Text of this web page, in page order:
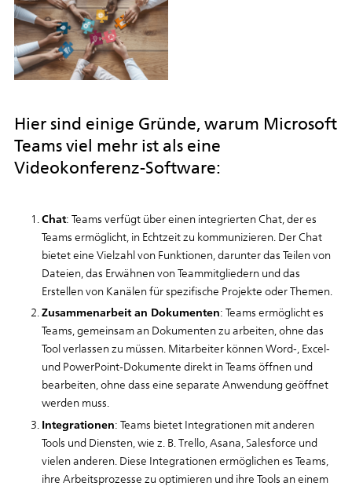
Hier sind einige Gründe, warum Microsoft
Teams viel mehr ist als eine
Videokonferenz-Software:
Chat: Teams verfügt über einen integrierten Chat, der es
Teams ermöglicht, in Echtzeit zu kommunizieren. Der Chat
bietet eine Vielzahl von Funktionen, darunter das Teilen von
Dateien, das Erwähnen von Teammitgliedern und das
Erstellen von Kanälen für spezifische Projekte oder Themen.
Zusammenarbeit an Dokumenten: Teams ermöglicht es
Teams, gemeinsam an Dokumenten zu arbeiten, ohne das
Tool verlassen zu müssen. Mitarbeiter können Word-, Excel-
und PowerPoint-Dokumente direkt in Teams öffnen und
bearbeiten, ohne dass eine separate Anwendung geöffnet
werden muss.
Integrationen: Teams bietet Integrationen mit anderen
Tools und Diensten, wie z. B. Trello, Asana, Salesforce und
vielen anderen. Diese Integrationen ermöglichen es Teams,
ihre Arbeitsprozesse zu optimieren und ihre Tools an einem